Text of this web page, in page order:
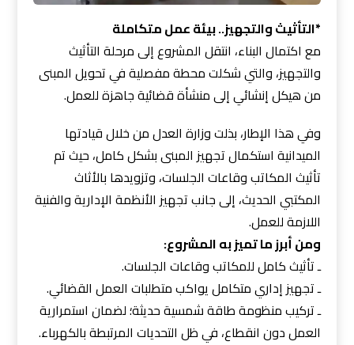
*التأثيث والتجهيز.. بيئة عمل متكاملة
مع اكتمال البناء، انتقل المشروع إلى مرحلة التأثيث
والتجهيز، والتي شكلت محطة مفصلية في تحويل المبنى
من هيكل إنشائي إلى منشأة قضائية جاهزة للعمل.
وفي هذا الإطار، بذلت وزارة العدل من خلال قيادتها
الميدانية استكمال تجهيز المبنى بشكل كامل، حيث تم
تأثيث المكاتب وقاعات الجلسات، وتزويدها بالأثاث
المكتبي الحديث، إلى جانب تجهيز الأنظمة الإدارية والفنية
اللازمة للعمل.
ومن أبرز ما تميز به المشروع:
ـ تأثيث كامل للمكاتب وقاعات الجلسات.
ـ تجهيز إداري متكامل يواكب متطلبات العمل القضائي.
ـ تركيب منظومة طاقة شمسية حديثة؛ لضمان استمرارية
العمل دون انقطاع، في ظل التحديات المرتبطة بالكهرباء.